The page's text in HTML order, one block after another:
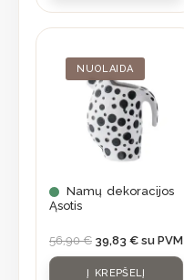
NUOLAIDA
Namų dekoracijos
Ąsotis
56,90€
was:
56,90 €.
39,83 €
is:
39,83 €.
su PVM
Į KREPŠELĮ